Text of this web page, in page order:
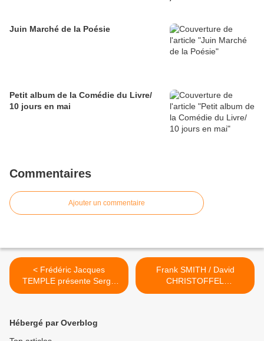
Juin Marché de la Poésie
Petit album de la Comédie du Livre/
10 jours en mai
Commentaires
Ajouter un commentaire
< Frédéric Jacques
TEMPLE présente Serge
MICHENAUD le 17
Frank SMITH / David
CHRISTOFFEL
Performances croisées 29
Hébergé par Overblog